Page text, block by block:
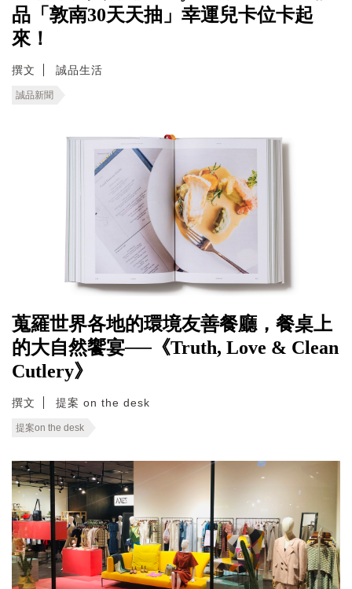
品「敦南30天天抽」幸運兒卡位卡起
來！
撰文 誠品生活
誠品新聞
蒐羅世界各地的環境友善餐廳，餐桌上
的大自然饗宴──《Truth, Love & Clean
Cutlery》
撰文 提案 on the desk
提案on the desk